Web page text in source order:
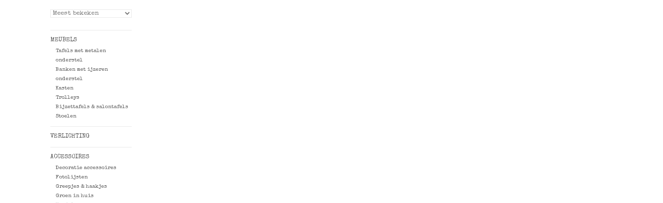
MEUBELS
Tafels met metalen
onderstel
Banken met ijzeren
onderstel
Kasten
Trolleys
Bijzettafels & salontafels
Stoelen
VERLICHTING
ACCESSOIRES
Decoratie accessoires
Fotolijsten
Greepjes & haakjes
Groen in huis